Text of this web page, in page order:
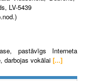
LV-5439
pastāvīgs Interneta
darbojas vokālai [...]